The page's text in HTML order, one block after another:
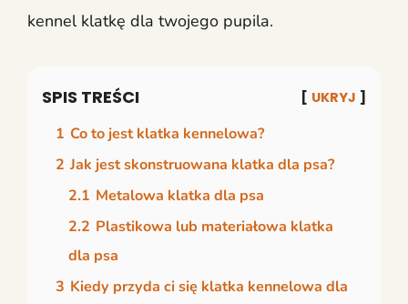
kennel klatkę dla twojego pupila.
SPIS TREŚCI UKRYJ
1 Co to jest klatka kennelowa?
2 Jak jest skonstruowana klatka dla psa?
2.1 Metalowa klatka dla psa
2.2 Plastikowa lub materiałowa klatka
dla psa
3 Kiedy przyda ci się klatka kennelowa dla